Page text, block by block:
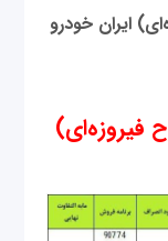
ایران خودرو